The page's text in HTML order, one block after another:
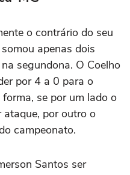
o contrário do seu
apenas dois
segundona. O Coelho
por 4 a 0 para o
se por um lado o
ataque, por outro o
campeonato.
Santos ser